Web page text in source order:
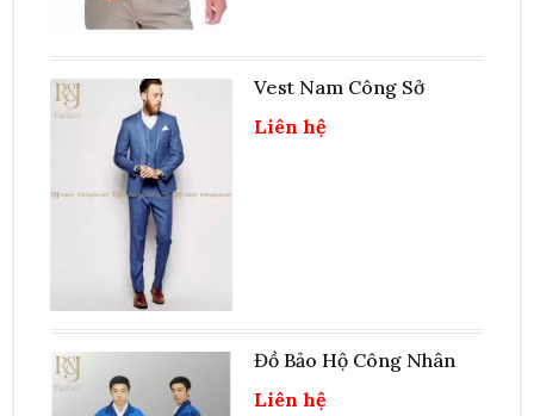
Vest Nam Công Sở
Liên hệ
Đồ Bảo Hộ Công Nhân
Liên hệ